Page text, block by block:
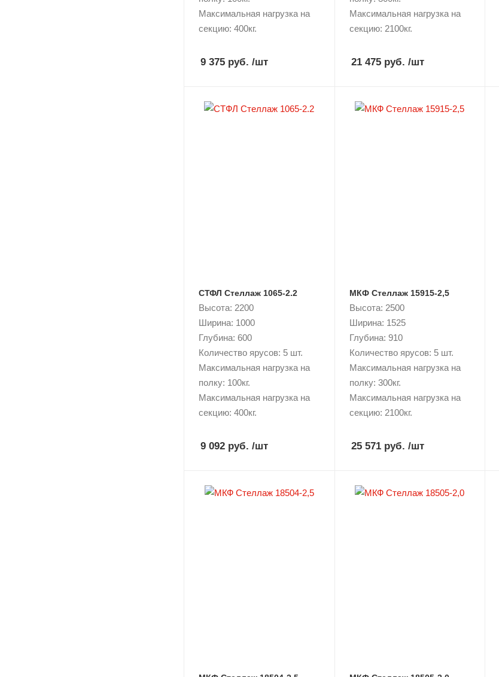
Максимальная нагрузка на
секцию: 400кг.
9 375 руб. /шт
Максимальная нагрузка на
секцию: 2100кг.
21 475 руб. /шт
СТФЛ Стеллаж 1065-2.2
Высота: 2200
Ширина: 1000
Глубина: 600
Количество ярусов: 5 шт.
Максимальная нагрузка на
полку: 100кг.
Максимальная нагрузка на
секцию: 400кг.
9 092 руб. /шт
МКФ Стеллаж 15915-2,5
Высота: 2500
Ширина: 1525
Глубина: 910
Количество ярусов: 5 шт.
Максимальная нагрузка на
полку: 300кг.
Максимальная нагрузка на
секцию: 2100кг.
25 571 руб. /шт